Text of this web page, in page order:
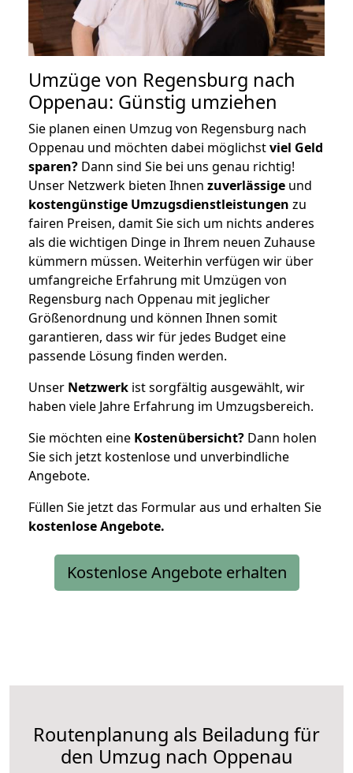
Umzüge von Regensburg nach
Oppenau: Günstig umziehen
Sie planen einen Umzug von Regensburg nach
Oppenau und möchten dabei möglichstviel Geld
sparen? Dann sind Sie bei uns genau richtig!
Unser Netzwerk bieten Ihnen zuverlässige und
kostengünstige Umzugsdienstleistungen zu
fairen Preisen, damit Sie sich um nichts anderes
als die wichtigen Dinge in Ihrem neuen Zuhause
kümmern müssen. Weiterhin verfügen wir über
umfangreiche Erfahrung mit Umzügen von
Regensburg nach Oppenau mit jeglicher
Größenordnung und können Ihnen somit
garantieren, dass wir für jedes Budget eine
passende Lösung finden werden.
Unser Netzwerk ist sorgfältig ausgewählt, wir
haben viele Jahre Erfahrung im Umzugsbereich.
Sie möchten eine Kostenübersicht? Dann holen
Sie sich jetzt kostenlose und unverbindliche
Angebote.
Füllen Sie jetzt das Formular aus und erhalten Sie
kostenloseAngebote.
Kostenlose Angebote erhalten
Routenplanung als Beiladung für
den Umzug nach Oppenau